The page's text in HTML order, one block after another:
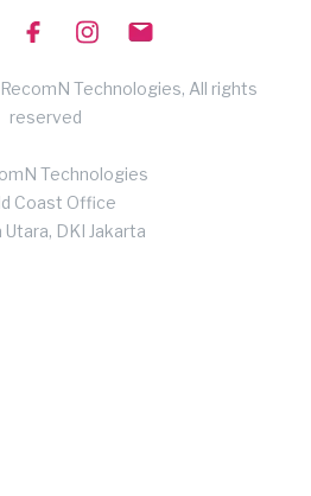
Technologies, All rights
reserved
Technologies
Coast Office
Utara, DKI Jakarta